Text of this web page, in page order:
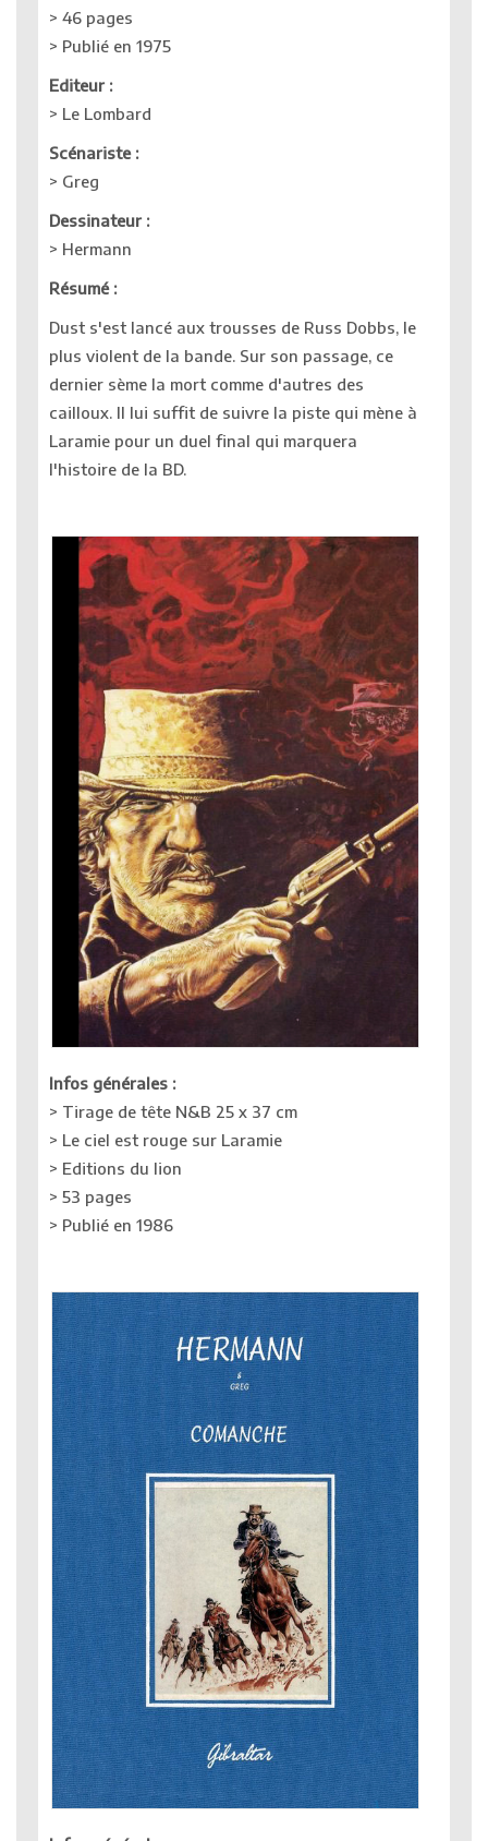
> 46 pages
> Publié en 1975
Editeur :
> Le Lombard
Scénariste :
> Greg
Dessinateur :
> Hermann
Résumé :
Dust s'est lancé aux trousses de Russ Dobbs, le
plus violent de la bande. Sur son passage, ce
dernier sème la mort comme d'autres des
cailloux. Il lui suffit de suivre la piste qui mène à
Laramie pour un duel final qui marquera
l'histoire de la BD.
Infos générales :
> Tirage de tête N&B 25 x 37 cm
> Le ciel est rouge sur Laramie
> Editions du lion
> 53 pages
> Publié en 1986